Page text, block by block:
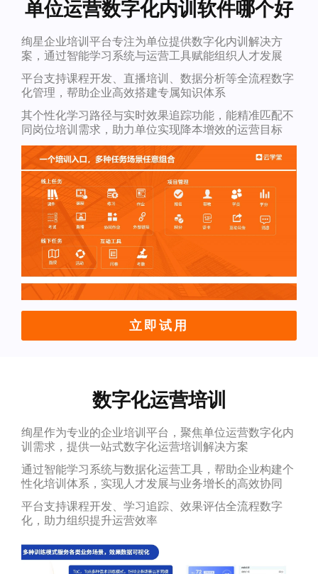
单位运营数字化内训软件哪个好
绚星企业培训平台专注为单位提供数字化内训解决方
案，通过智能学习系统与运营工具赋能组织人才发展
平台支持课程开发、直播培训、数据分析等全流程数字
化管理，帮助企业高效搭建专属知识体系
其个性化学习路径与实时效果追踪功能，能精准匹配不
同岗位培训需求，助力单位实现降本增效的运营目标
立即试用
数字化运营培训
绚星作为专业的企业培训平台，聚焦单位运营数字化内
训需求，提供一站式数字化运营培训解决方案
通过智能学习系统与数据化运营工具，帮助企业构建个
性化培训体系，实现人才发展与业务增长的高效协同
平台支持课程开发、学习追踪、效果评估全流程数字
化，助力组织提升运营效率